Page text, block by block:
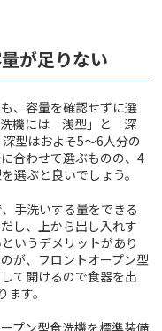
が足りない
、容量を確認せずに選
機には「浅型」と「深
型はおよそ5〜6人分の
合わせて選ぶものの、4
選ぶと良いでしょう。
手洗いする量をできる
し、上から出し入れす
いうデメリットがあり
が、フロントオープン型
て開けるので食器を出
す。
プン型食洗機を標準装備